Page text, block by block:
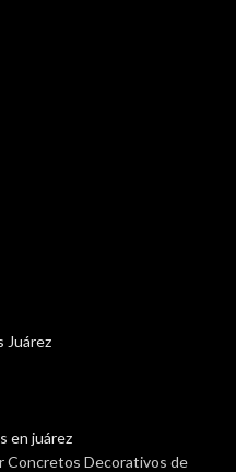
Juárez
en juárez
Concretos Decorativos de